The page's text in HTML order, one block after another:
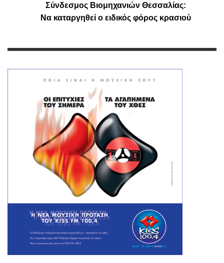
Σύνδεσμος Βιομηχανιών Θεσσαλίας:
Να καταργηθεί ο ειδικός φόρος κρασιού